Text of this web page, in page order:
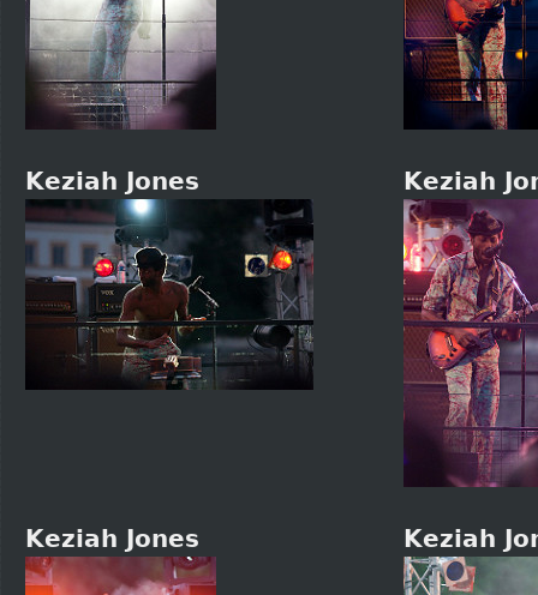
Keziah Jones Keziah
Keziah Jones Keziah